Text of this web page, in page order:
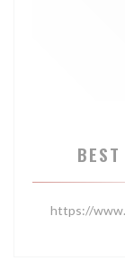
https://